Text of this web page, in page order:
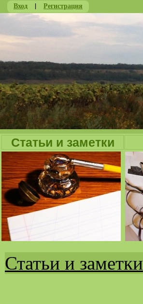
Вход | Регистрация
Статьи и заметки
Вы
Статьи и заметки